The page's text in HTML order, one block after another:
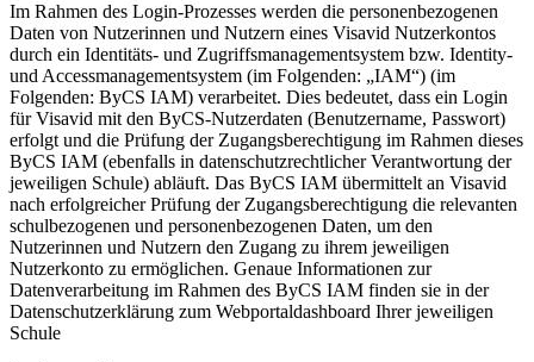
Im Rahmen des Login-Prozesses werden die personenbezogenen
Daten von Nutzerinnen und Nutzern eines Visavid Nutzerkontos
durch ein Identitäts- und Zugriffsmanagementsystem bzw. Identity-
und Accessmanagementsystem (im Folgenden: „IAM“) (im
Folgenden: ByCS IAM) verarbeitet. Dies bedeutet, dass ein Login
für Visavid mit den ByCS-Nutzerdaten (Benutzername, Passwort)
erfolgt und die Prüfung der Zugangsberechtigung im Rahmen dieses
ByCS IAM (ebenfalls in datenschutzrechtlicher Verantwortung der
jeweiligen Schule) abläuft. Das ByCS IAM übermittelt an Visavid
nach erfolgreicher Prüfung der Zugangsberechtigung die relevanten
schulbezogenen und personenbezogenen Daten, um den
Nutzerinnen und Nutzern den Zugang zu ihrem jeweiligen
Nutzerkonto zu ermöglichen. Genaue Informationen zur
Datenverarbeitung im Rahmen des ByCS IAM finden sie in der
Datenschutzerklärung zum Webportaldashboard Ihrer jeweiligen
Schule